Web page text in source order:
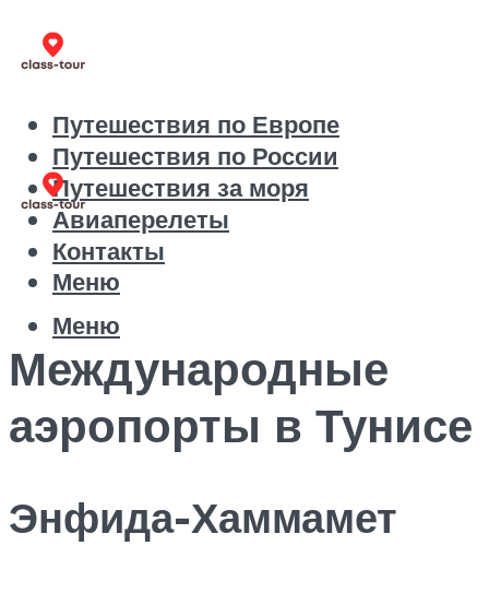
Путешествия по Европе
Путешествия по России
Путешествия за моря
Авиаперелеты
Контакты
Меню
Меню
Международные
аэропорты в Тунисе
Энфида-Хаммамет